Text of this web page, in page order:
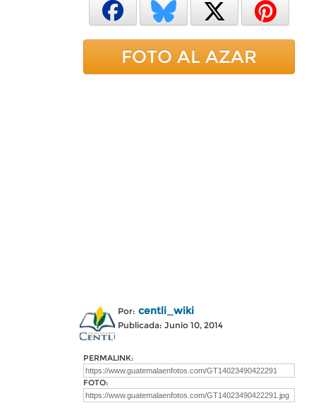
FOTO AL AZAR
Por: centli_wiki
Publicada: Junio 10, 2014
PERMALINK:
FOTO: